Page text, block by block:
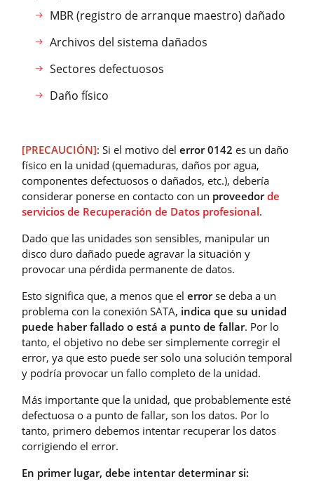
MBR (registro de arranque maestro) dañado
Archivos del sistema dañados
Sectores defectuosos
Daño físico
[PRECAUCIÓN]: Si el motivo del error 0142 es un daño
físico en la unidad (quemaduras, daños por agua,
componentes defectuosos o dañados, etc.), debería
considerar ponerse en contacto con un proveedor de
servicios de Recuperación de Datos profesional.
Dado que las unidades son sensibles, manipular un
disco duro dañado puede agravar la situación y
provocar una pérdida permanente de datos.
Esto significa que, a menos que el errorse deba a un
problema con la conexión SATA, indica que su unidad
puede haber fallado o está a punto de fallar. Por lo
tanto, el objetivo no debe ser simplemente corregir el
error, ya que esto puede ser solo una solución temporal
y podría provocar un fallo completo de la unidad.
Más importante que la unidad, que probablemente esté
defectuosa o a punto de fallar, son los datos. Por lo
tanto, primero debemos intentar recuperar los datos
corrigiendo el error.
En primer lugar, debe intentar determinar si: